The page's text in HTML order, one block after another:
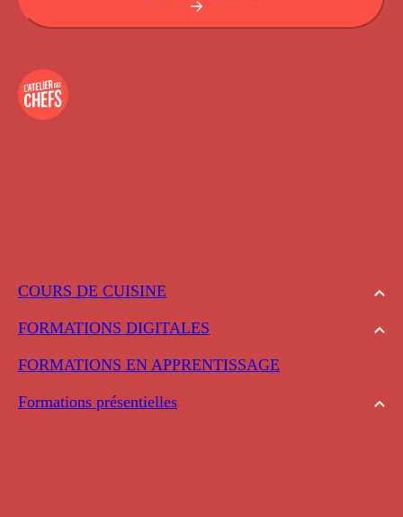
COURS DE CUISINE
FORMATIONS DIGITALES
FORMATIONS EN APPRENTISSAGE
Formations présentielles